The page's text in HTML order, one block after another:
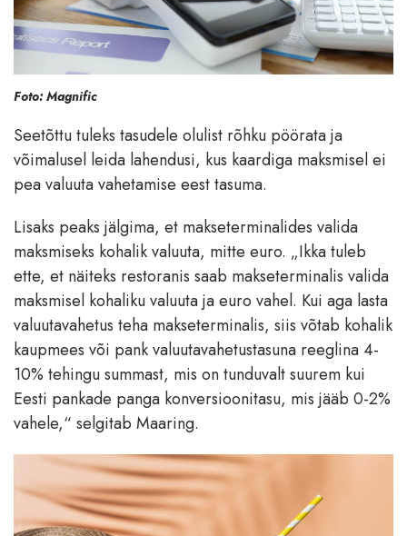
Foto: Magnific
Seetõttu tuleks tasudele olulist rõhku pöörata ja
võimalusel leida lahendusi, kus kaardiga maksmisel ei
pea valuuta vahetamise eest tasuma.
Lisaks peaks jälgima, et makseterminalides valida
maksmiseks kohalik valuuta, mitte euro. „Ikka tuleb
ette, et näiteks restoranis saab makseterminalis valida
maksmisel kohaliku valuuta ja euro vahel. Kui aga lasta
valuutavahetus teha makseterminalis, siis võtab kohalik
kaupmees või pank valuutavahetustasuna reeglina 4-
10% tehingu summast, mis on tunduvalt suurem kui
Eesti pankade panga konversioonitasu, mis jääb 0-2%
vahele,“ selgitab Maaring.